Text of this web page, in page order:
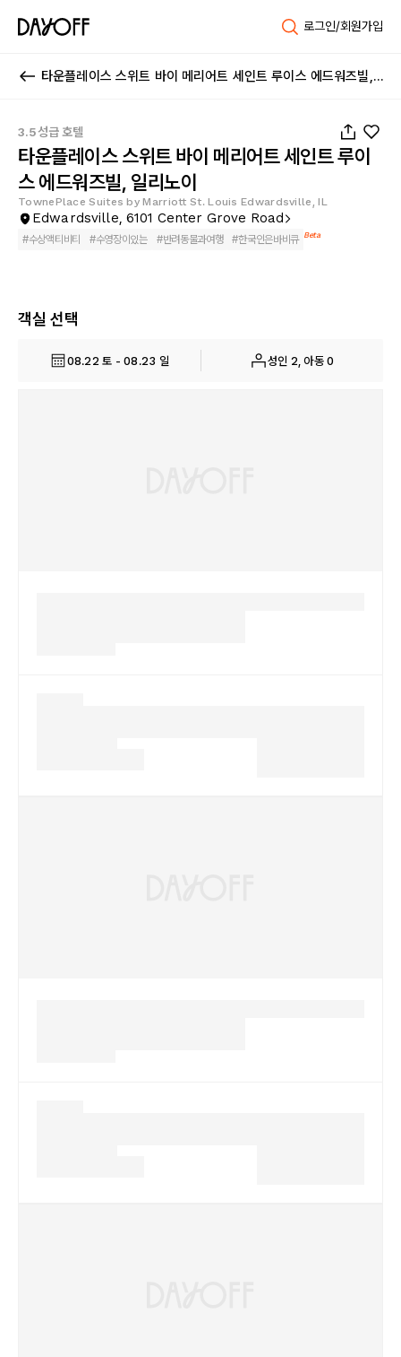
로그인/회원가입
타운플레이스 스위트 바이 메리어트 세인트 루이스 에드워즈빌, 일리노이
3.5성급 호텔
타운플레이스 스위트 바이 메리어트 세인트 루이
스 에드워즈빌, 일리노이
TownePlace Suites by Marriott St. Louis Edwardsville, IL
Edwardsville, 6101 Center Grove Road
#수상액티비티 #수영장이있는 #반려동물과여행 #한국인은바비큐 Beta
객실 선택
08.22 토 - 08.23 일 성인 2, 아동 0